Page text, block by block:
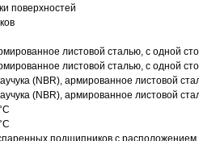
поверхностей
листовой сталью, с одной
листовой сталью, с одной
(NBR), армированное листовой
(NBR), армированное листовой
подшипников с